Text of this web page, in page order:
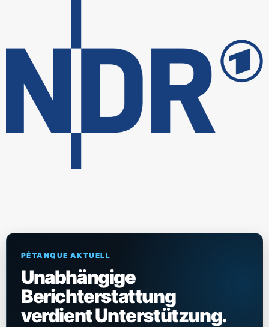
PÉTANQUE AKTUELL
Unabhängige
Berichterstattung
verdient Unterstützung.